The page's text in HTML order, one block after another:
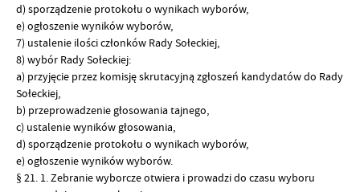
d) sporządzenie protokołu o wynikach wyborów,
e) ogłoszenie wyników wyborów,
7) ustalenie ilości członków Rady Sołeckiej,
8) wybór Rady Sołeckiej:
a) przyjęcie przez komisję skrutacyjną zgłoszeń kandydatów do Rady
Sołeckiej,
b) przeprowadzenie głosowania tajnego,
c) ustalenie wyników głosowania,
d) sporządzenie protokołu o wynikach wyborów,
e) ogłoszenie wyników wyborów.
§ 21. 1. Zebranie wyborcze otwiera i prowadzi do czasu wyboru